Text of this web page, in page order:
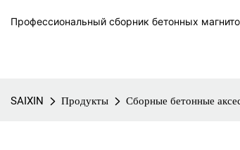
Профессиональный сборник бетонных
SAIXIN Продукты Сборные бетонные